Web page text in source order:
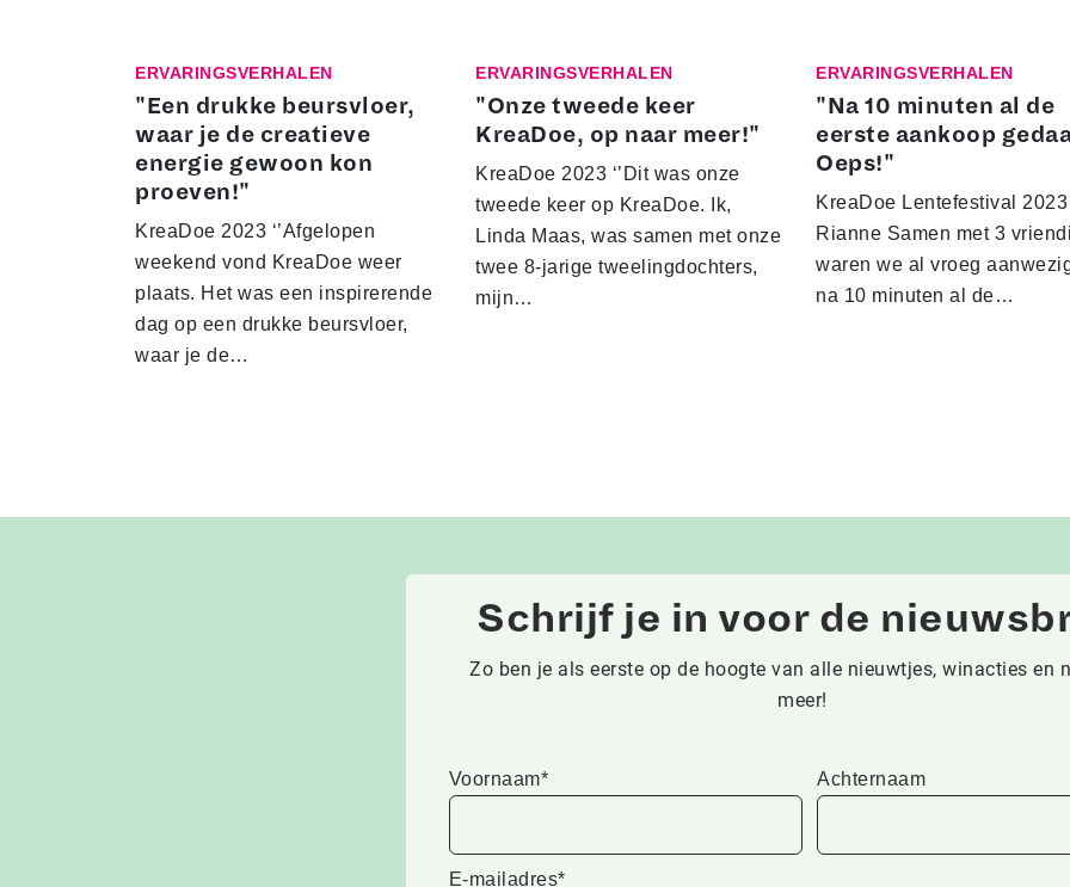
ERVARINGSVERHALEN
"Een drukke beursvloer,
waar je de creatieve
energie gewoon kon
proeven!"
KreaDoe 2023 ‘’Afgelopen
weekend vond KreaDoe weer
plaats. Het was een inspirerende
dag op een drukke beursvloer,
waar je de…
ERVARINGSVERHALEN
"Onze tweede keer
KreaDoe, op naar meer!"
KreaDoe 2023 ‘’Dit was onze
tweede keer op KreaDoe. Ik,
Linda Maas, was samen met onze
twee 8-jarige tweelingdochters,
mijn…
ERVARINGSVERHALEN
"Na 10 minuten al de
eerste aankoop
Oeps!"
KreaDoe Len­te­fes­ti­val
Rianne Samen met 3
waren we al vroeg
na 10 minuten al de…
Schrijf je in voor de
Zo ben je als eerste op de hoogte van alle nieuwtjes, winacties en
meer!
Voornaam* Achternaam
E-mailadres*